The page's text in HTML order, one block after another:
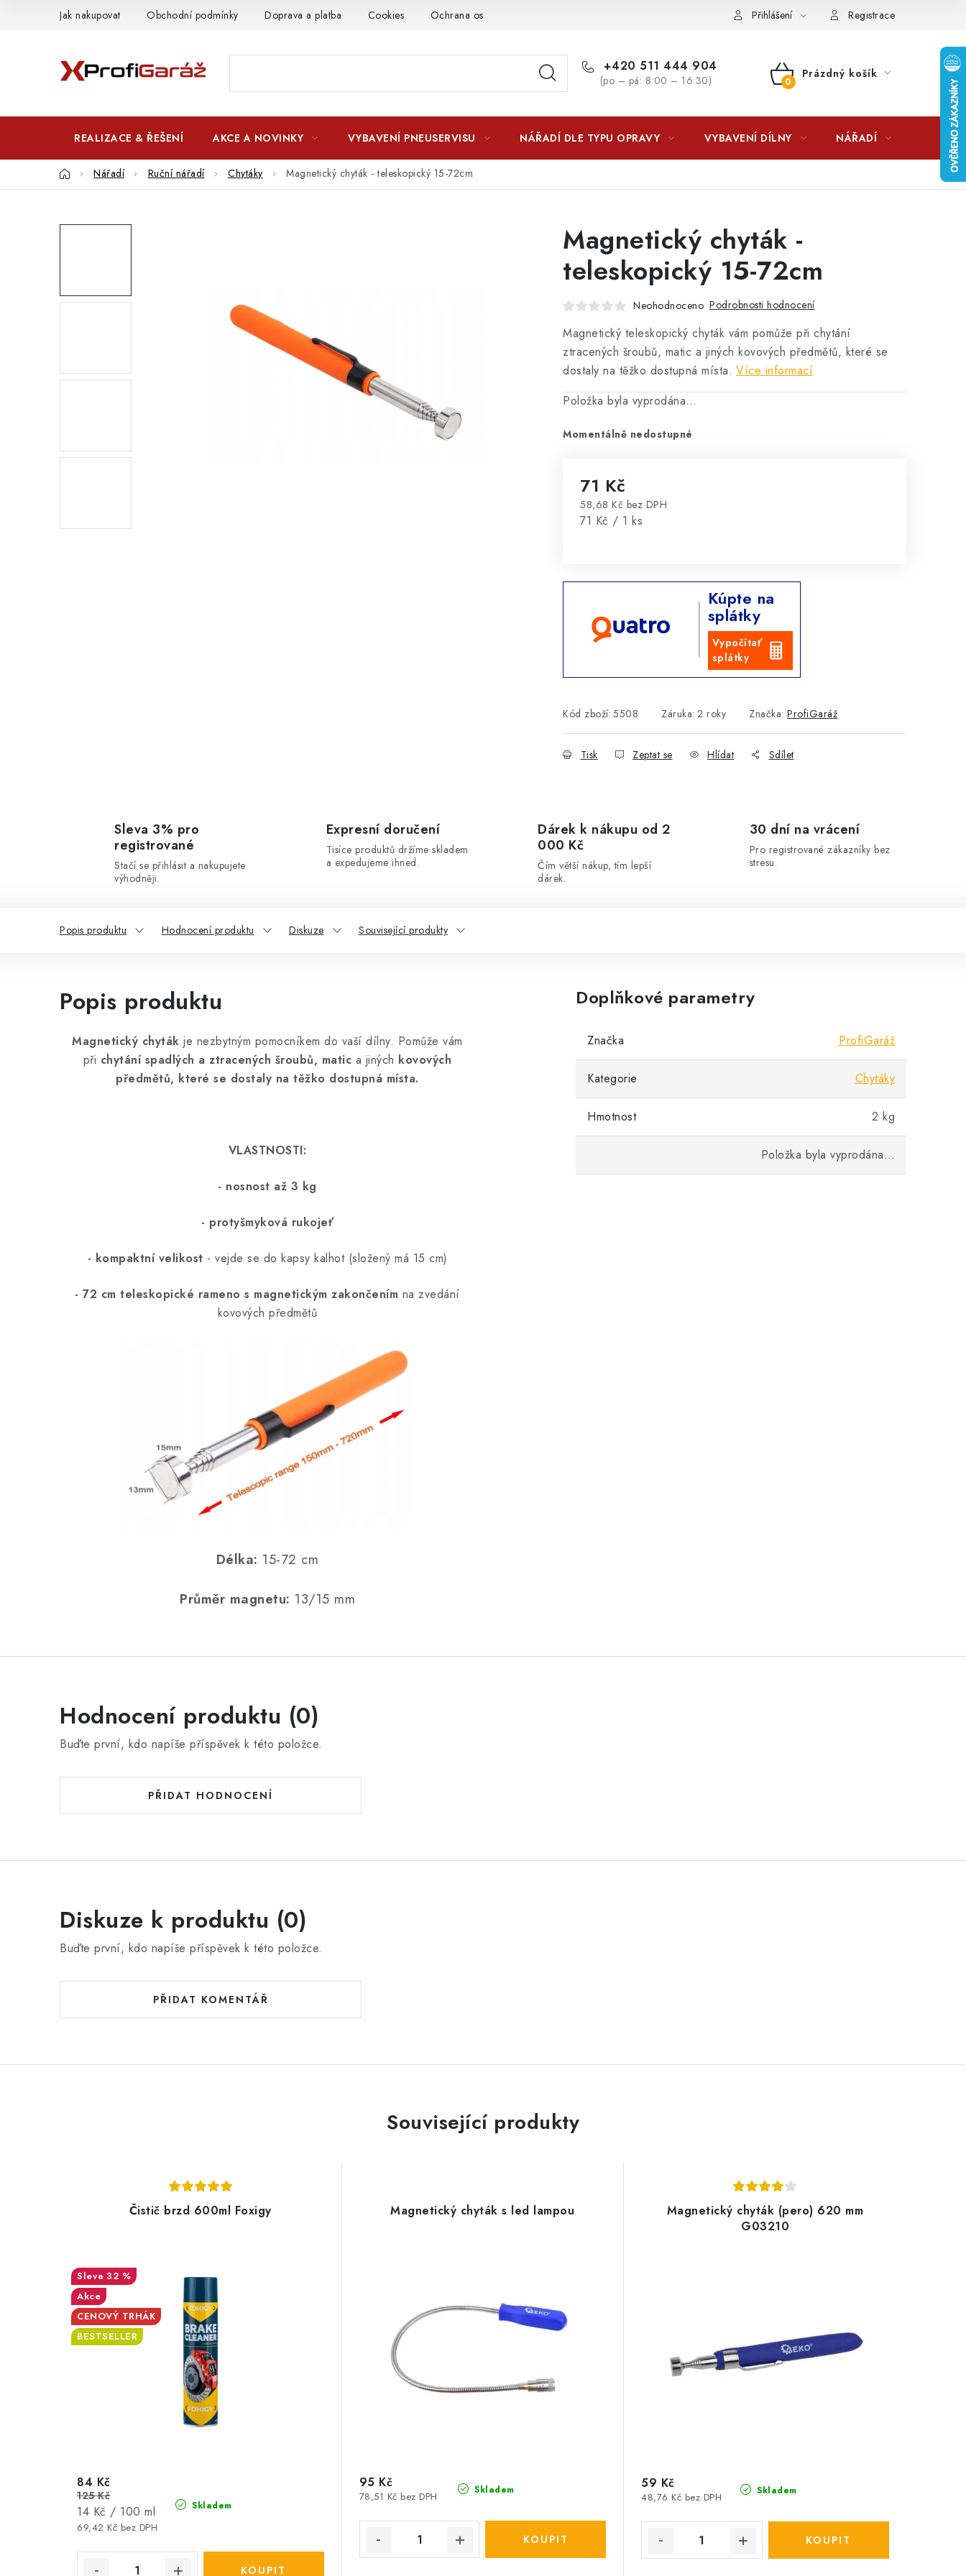
Jak nakupovat Obchodní podmínky Doprava a platba Cookies Ochrana osobních údajú LICENCE K FOTOGRAFIÍM Doplňkové služby
Přihlášení Registrace
+420 511 444 904
(po – pá: 8:00 – 16:30)
NÁKUPNÍ
Prázdný košík
REALIZACE & ŘEŠENÍ AKCE A NOVINKY VYBAVENÍ PNEUSERVISU NÁŘADÍ DLE TYPU OPRAVY VYBAVENÍ DÍLNY NÁŘADÍ
DomůNářadí Ruční nářadí Chytáky Magnetický chyták - teleskopický 15-72cm
Magnetický chyták -
teleskopický 15-72cm
Neohodnoceno Podrobnosti hodnocení
Magnetický teleskopický chyták vám pomůže při chytání
ztracených šroubů, matic a jiných kovových předmětů, které se
dostaly na těžko dostupná místa. Více informací
Položka byla vyprodána…
Momentálně nedostupné
71 Kč
58,68 Kč bez DPH
Měrná cena:
71 Kč / 1 ks
Kúpte na
splátky
Vypočítať
splátky
Kód zboží: 5508 Záruka: 2 roky Značka: ProfiGaráž
Tisk Zeptat se Hlídat Sdílet
Sleva 3% pro
registrované
Stačí se přihlásit a nakupujete
výhodněji.
Expresní doručení
Tisíce produktů držíme skladem
a expedujeme ihned.
Dárek k nákupu od 2
000 Kč
Čím větší nákup, tím lepší
dárek.
30 dní na vrácení
Pro registrované zákazníky bez
stresu.
Popis produktu Hodnocení produktu Diskuze Související produkty
Popis produktu
Magnetický chyták je nezbytným pomocníkem do vaší dílny. Pomůže vám
při chytání spadlých a ztracených šroubů, matic a jiných kovových
předmětů, které se dostaly na těžko dostupná místa.
VLASTNOSTI:
- nosnost až 3 kg
- protyšmyková rukojeť
- kompaktní velikost - vejde se do kapsy kalhot (složený má 15 cm)
- 72 cm teleskopické ramenos magnetickým zakončením na zvedání
kovových předmětů
Délka: 15-72 cm
Průměr magnetu: 13/15 mm
Doplňkové parametry
Značka ProfiGaráž
Kategorie Chytáky
Hmotnost 2 kg
Položka byla vyprodána…
Hodnocení produktu (0)
Buďte první, kdo napíše příspěvek k této položce.
PŘIDAT HODNOCENÍ
Diskuze k produktu (0)
Buďte první, kdo napíše příspěvek k této položce.
PŘIDAT KOMENTÁŘ
Související produkty
Čistič brzd 600ml Foxigy
32 %
Akce
CENOVÝ TRHÁK
BESTSELLER
Skladem
69,42 Kč bez DPH
84 Kč
125 Kč
Měrná
cena:
14 Kč / 100 ml
Magnetický chyták s led lampou
Skladem
78,51 Kč bez DPH
95 Kč
Magnetický chyták (pero) 620 mm
G03210
Skladem
48,76 Kč bez DPH
59 Kč